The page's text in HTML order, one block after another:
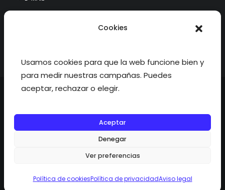
Cookies
Usamos cookies para que la web funcione bien y
para medir nuestras campañas. Puedes
aceptar, rechazar o elegir.
Aceptar
Denegar
Ver preferencias
Política de cookiesPolítica de privacidadAviso legal
©2026 fisioterapiatualcance todos los derechos reservados.